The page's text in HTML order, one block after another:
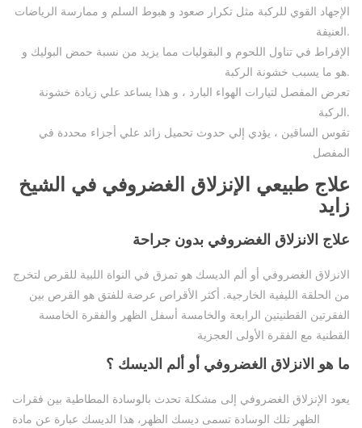
الإجهاد القوي للركبة مثل تكرار صعود و هبوط السلم و ممارسة الرياضات
العنيفة.
الإفراط في تناول اللحوم و البقوليات مما يزيد من نسبة حمض البوليك و
هو ما يسبب خشونة الركبة.
تعرض المفصل لتيارات الهواء البارد ، و هذا يساعد علي زيادة خشونة
الركبة.
تقوس الساقين ، يؤدي إلي حدوث تحميل زائد علي أجزاء محددة في
المفصل
علاج طبيعي الإنزلاق الغضروفي في الشيخ
زايد
علاج الانزلاق الغضروفي بدون جراحة
الانزلاق الغضروفي أو ألم الديسك هو تمزق في النواة اللبية للقرص لتخرج
من الحلقة الليفية الخارجية. أكثر الأقراص عرضة للفتق هو القرص بين
الفقرتين القطنيتين الرابعة والخامسة أسفل الظهر والفقرة الخامسة
القطنية مع الفقرة الأولى العجزية
ما هو الانزلاق الغضروفي أو ألم الديسك ؟
يعود الإنزلاق الغضروفي إلى مشكلة تحدث بالوسادة المطاطية بين فقرات
الظهر تلك الوسادة تسمى ديسك الظهر، هذا الديسك عبارة عن مادة